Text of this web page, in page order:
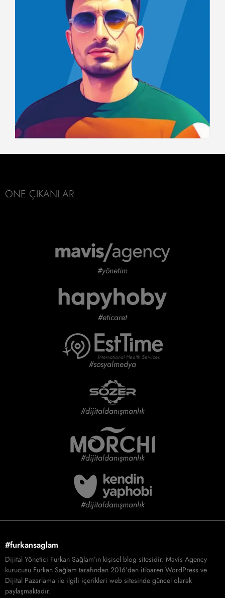
ÖNE ÇIKANLAR
#yönetim
#eticaret
#sosyalmedya
#dijitaldanışmanlık
#dijitaldanışmanlık
#dijitaldanışmanlık
#furkansaglam
Dijital Yönetici Furkan Sağlam’ın kişisel blog sitesidir. Mavis Agency
kurucusu Furkan Sağlam tarafından 2016’dan itibaren WordPress ve
Dijital Pazarlama ile ilgili içerikleri web sitesinde güncel olarak
paylaşmaktadır.